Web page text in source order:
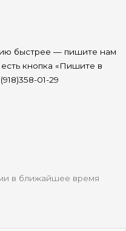
быстрее — пишите нам
кнопка «Пишите в
01-29
в ближайшее время